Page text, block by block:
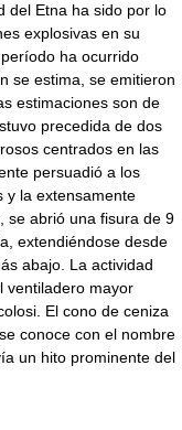
del Etna ha sido por lo
explosivas en su
ha ocurrido
se estima, se emitieron
estimaciones son de
precedida de dos
centrados en las
persuadió a los
y la extensamente
se abrió una fisura de 9
extendiéndose desde
abajo. La actividad
ventiladero mayor
El cono de ceniza
conoce con el nombre
un hito prominente del